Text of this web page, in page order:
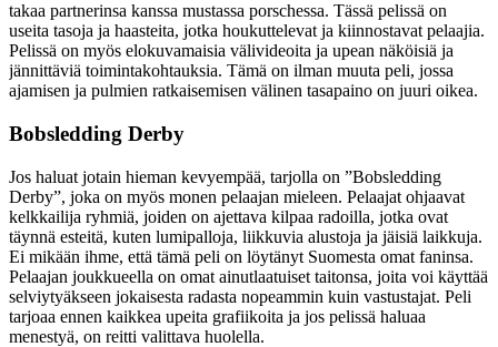
takaa partnerinsa kanssa mustassa porschessa. Tässä pelissä on
useita tasoja ja haasteita, jotka houkuttelevat ja kiinnostavat pelaajia.
Pelissä on myös elokuvamaisia välivideoita ja upean näköisiä ja
jännittäviä toimintakohtauksia. Tämä on ilman muuta peli, jossa
ajamisen ja pulmien ratkaisemisen välinen tasapaino on juuri oikea.
Bobsledding Derby
Jos haluat jotain hieman kevyempää, tarjolla on ”Bobsledding
Derby”, joka on myös monen pelaajan mieleen. Pelaajat ohjaavat
kelkkailija ryhmiä, joiden on ajettava kilpaa radoilla, jotka ovat
täynnä esteitä, kuten lumipalloja, liikkuvia alustoja ja jäisiä laikkuja.
Ei mikään ihme, että tämä peli on löytänyt Suomesta omat faninsa.
Pelaajan joukkueella on omat ainutlaatuiset taitonsa, joita voi käyttää
selviytyäkseen jokaisesta radasta nopeammin kuin vastustajat. Peli
tarjoaa ennen kaikkea upeita grafiikoita ja jos pelissä haluaa
menestyä, on reitti valittava huolella.